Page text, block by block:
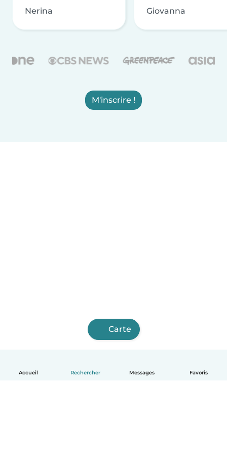
Accueil Rechercher Messages Favoris
Nerina Giovanna
M'inscrire !
Carte